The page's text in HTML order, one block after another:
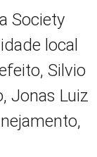
Society
local
Silvio
Jonas Luiz